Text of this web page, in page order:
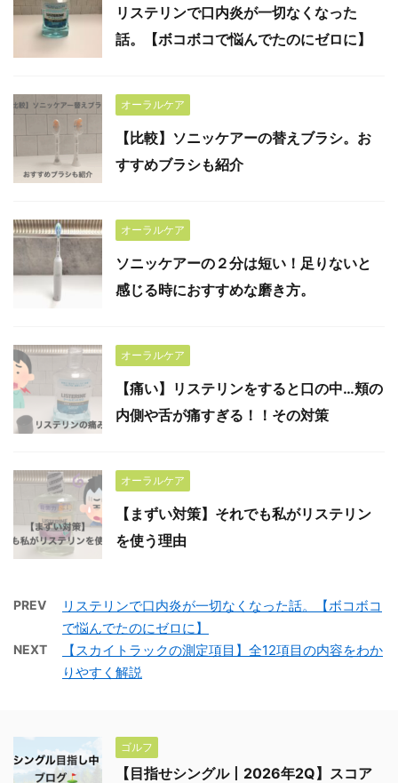
リステリンで口内炎が一切なくなった
話。【ボコボコで悩んでたのにゼロに】
オーラルケア
【比較】ソニッケアーの替えブラシ。お
すすめブラシも紹介
オーラルケア
ソニッケアーの２分は短い！足りないと
感じる時におすすめな磨き方。
オーラルケア
【痛い】リステリンをすると口の中…頬の
内側や舌が痛すぎる！！その対策
オーラルケア
【まずい対策】それでも私がリステリン
を使う理由
PREV
リステリンで口内炎が一切なくなった話。【ボコボコ
で悩んでたのにゼロに】
NEXT
【スカイトラックの測定項目】全12項目の内容をわか
りやすく解説
ゴルフ
【目指せシングル丨2026年2Q】スコア